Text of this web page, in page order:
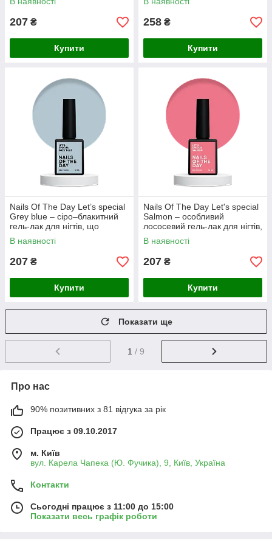
мл
207 ₴
Купити
258 ₴
Купити
Nails Of The Day Let’s special
Grey blue – сіро–блакитний
гель-лак для нігтів, що
перекриває в один слой, 10
мл
В наявності
207 ₴
Купити
Nails Of The Day Let's special
Salmon – особливий
лососевий гель-лак для нігтів,
що перекриває в один слой,
10 мл
В наявності
207 ₴
Купити
Показати ще
1 / 9
Про нас
90% позитивних з 81 відгука за рік
Працює з 09.10.2017
м. Київ
вул. Карела Чапека (Ю. Фучика), 9, Київ, Україна
Контакти
Сьогодні працює з 11:00 до 15:00
Показати весь графік роботи